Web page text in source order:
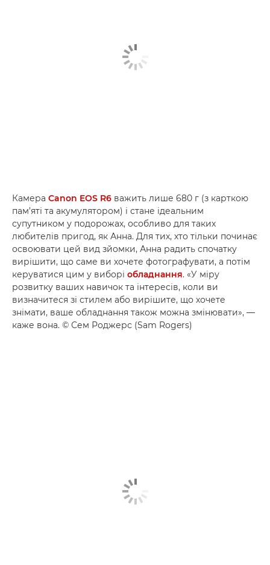
Камера Canon EOS R6 важить лише 680 г (з карткою
пам’яті та акумулятором) і стане ідеальним
супутником у подорожах, особливо для таких
любителів пригод, як Анна. Для тих, хто тільки починає
освоювати цей вид зйомки, Анна радить спочатку
вирішити, що саме ви хочете фотографувати, а потім
керуватися цим у виборі обладнання. «У міру
розвитку ваших навичок та інтересів, коли ви
визначитеся зі стилем або вирішите, що хочете
знімати, ваше обладнання також можна змінювати», —
каже вона. © Сем Роджерс (Sam Rogers)